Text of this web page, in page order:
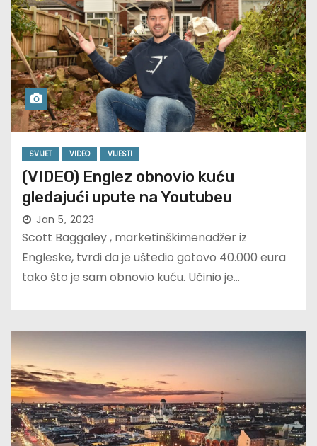
SVIJET VIDEO VIJESTI
(VIDEO) Englez obnovio kuću
gledajući upute na Youtubeu
Jan 5, 2023
Scott Baggaley , marketinškimenadžer iz
Engleske, tvrdi da je uštedio gotovo 40.000 eura
tako što je sam obnovio kuću. Učinio je…